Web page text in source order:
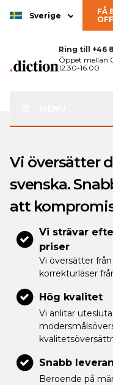
Sverige
FÅ
Ring till
+46
Öppet mellan
12.30-16.00
Vi översätter
svenska.
att
Vi strävar
priser
Vi översätter från
korrekturläser
Hög kvalitet
Vi anlitar
Snabb
Beroende på